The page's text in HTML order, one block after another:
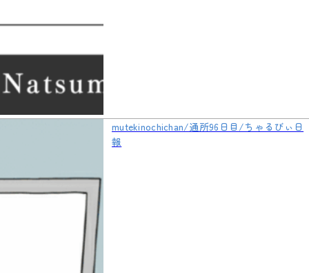
mutekinochichan/通所96日目/ちゃるびぃ日
報